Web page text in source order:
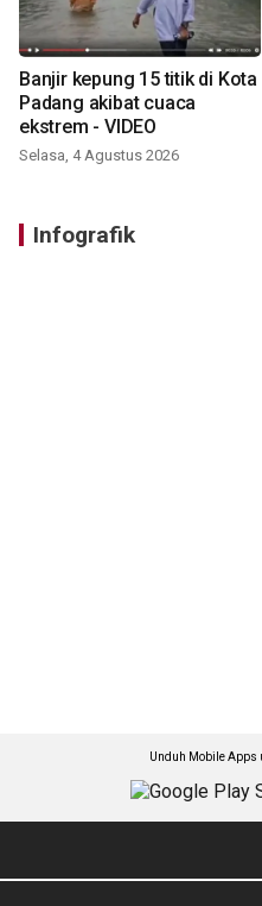
Banjir kepung 15 titik di Kota
Padang akibat cuaca
ekstrem - VIDEO
Selasa, 4 Agustus 2026
Infografik
Unduh Mobile Apps